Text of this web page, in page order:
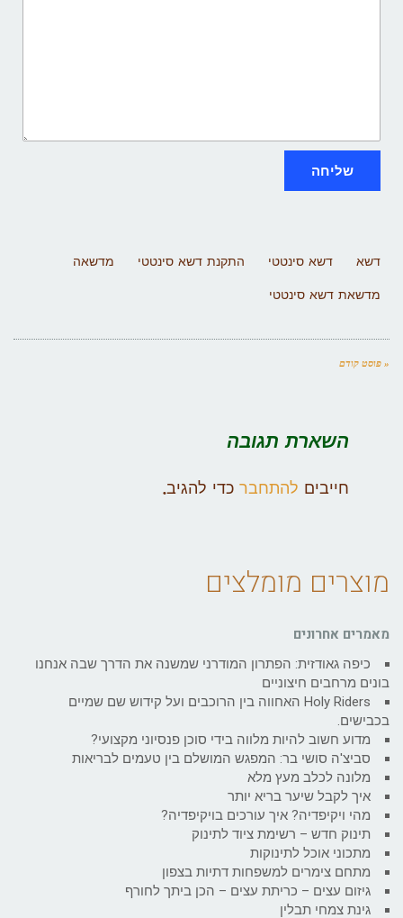
שליחה
דשא דשא סינטטי התקנת דשא סינטטי
מדשאה
מדשאת דשא סינטטי
« פוסט קודם
השארת תגובה
חייבים להתחבר כדי להגיב.
מוצרים מומלצים
מאמרים אחרונים
כיפה גאודזית: הפתרון המודרני שמשנה את הדרך שבה אנחנו
בונים מרחבים חיצוניים
Holy Riders האחווה בין הרוכבים ועל קידוש שם שמיים
בכבישים.
מדוע חשוב להיות מלווה בידי סוכן פנסיוני מקצועי?
סביצ'ה סושי בר: המפגש המושלם בין טעמים לבריאות
מלונה לכלב מעץ מלא
איך לקבל שיער בריא יותר
מהי ויקיפדיה? איך עורכים בויקיפדיה?
תינוק חדש – רשימת ציוד לתינוק
מתכוני אוכל לתינוקות
מתחם צימרים למשפחות דתיות בצפון
גיזום עצים – כריתת עצים – הכן ביתך לחורף
גינת צמחי תבלין